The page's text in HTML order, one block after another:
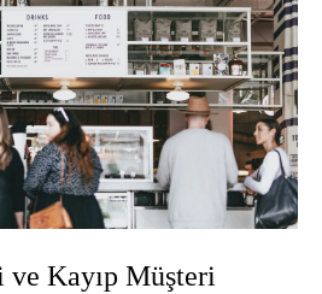
ve Kayıp Müşteri